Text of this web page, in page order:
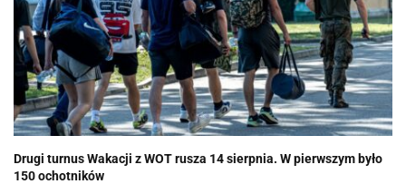
Drugi turnus Wakacji z WOT rusza 14 sierpnia. W pierwszym było
150 ochotników